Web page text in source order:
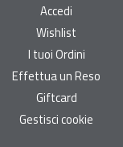
Accedi
Wishlist
I tuoi Ordini
Effettua un Reso
Giftcard
Gestisci cookie